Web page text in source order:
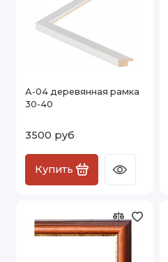
А-04 деревянная рамка
30-40
3500 руб
Купить